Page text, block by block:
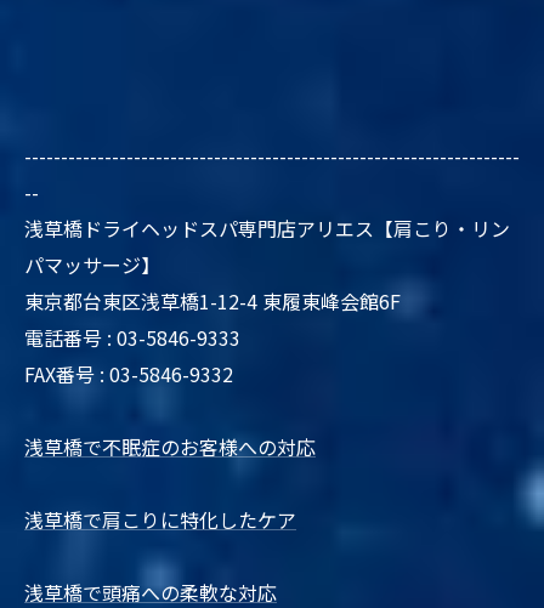
--------------------------------------------------------------------
--
浅草橋ドライヘッドスパ専門店アリエス【肩こり・リン
パマッサージ】
東京都台東区浅草橋1-12-4 東履東峰会館6F
電話番号 : 03-5846-9333
FAX番号 : 03-5846-9332
浅草橋で不眠症のお客様への対応
浅草橋で肩こりに特化したケア
浅草橋で頭痛への柔軟な対応